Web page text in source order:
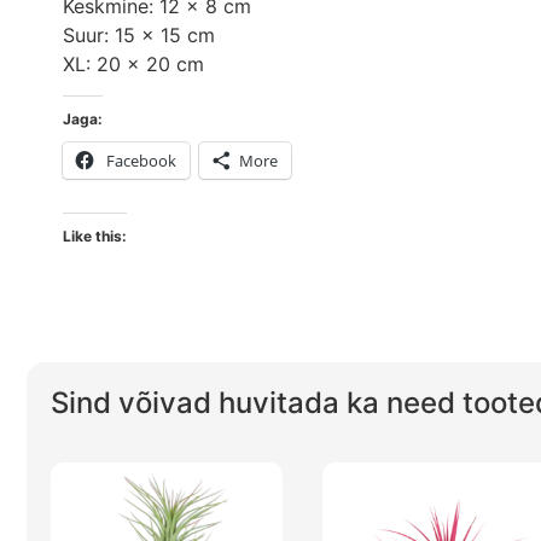
Keskmine: 12 x 8 cm
Suur: 15 x 15 cm
XL: 20 x 20 cm
Jaga:
Facebook More
Like this:
Sind võivad huvitada ka need